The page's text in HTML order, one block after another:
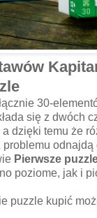
30-
się z dwóch
dzięki temu że
problemu
Pierwsze
poziome, jak i
puzzle kupić